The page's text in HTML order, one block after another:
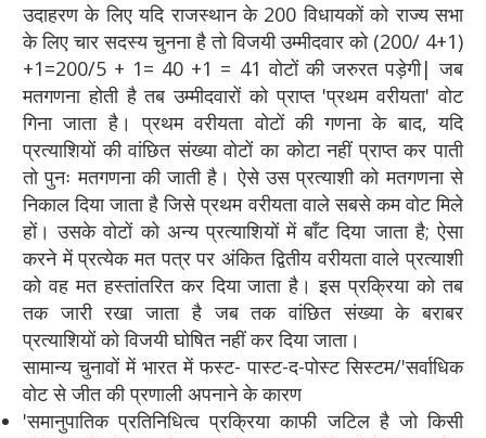
उदाहरण के लिए यदि राजस्थान के 200 विधायकों को राज्य सभा
के लिए चार सदस्य चुनना है तो विजयी उम्मीदवार को (200/ 4+1)
+1=200/5 + 1= 40 +1 = 41 वोटों की जरुरत पड़ेगी| जब
मतगणना होती है तब उम्मीदवारों को प्राप्त 'प्रथम वरीयता' वोट
गिना जाता है। प्रथम वरीयता वोटों की गणना के बाद, यदि
प्रत्याशियों की वांछित संख्या वोटों का कोटा नहीं प्राप्त कर पाती
तो पुनः मतगणना की जाती है। ऐसे उस प्रत्याशी को मतगणना से
निकाल दिया जाता है जिसे प्रथम वरीयता वाले सबसे कम वोट मिले
हों। उसके वोटों को अन्य प्रत्याशियों में बाँट दिया जाता है; ऐसा
करने में प्रत्येक मत पत्र पर अंकित द्वितीय वरीयता वाले प्रत्याशी
को वह मत हस्तांतरित कर दिया जाता है। इस प्रक्रिया को तब
तक जारी रखा जाता है जब तक वांछित संख्या के बराबर
प्रत्याशियों को विजयी घोषित नहीं कर दिया जाता।
सामान्य चुनावों में भारत में फस्ट- पास्ट-द-पोस्ट सिस्टम/'सर्वाधिक
वोट से जीत की प्रणाली अपनाने के कारण
'समानुपातिक प्रतिनिधित्व प्रक्रिया काफी जटिल है जो किसी